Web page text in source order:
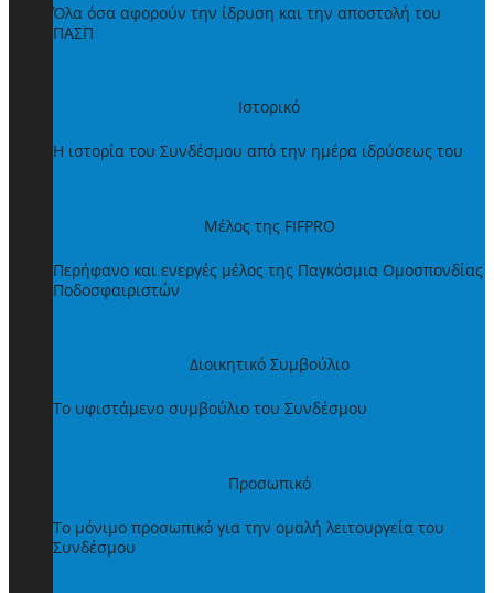
Όλα όσα αφορούν την ίδρυση και την αποστολή του
ΠΑΣΠ
Ιστορικό
Η ιστορία του Συνδέσμου από την ημέρα ιδρύσεως του
Μέλος της FIFPRO
Περήφανο και ενεργές μέλος της Παγκόσμια Ομοσπονδίας
Ποδοσφαιριστών
Διοικητικό Συμβούλιο
Το υφιστάμενο συμβούλιο του Συνδέσμου
Προσωπικό
Το μόνιμο προσωπικό για την ομαλή λειτουργεία του
Συνδέσμου